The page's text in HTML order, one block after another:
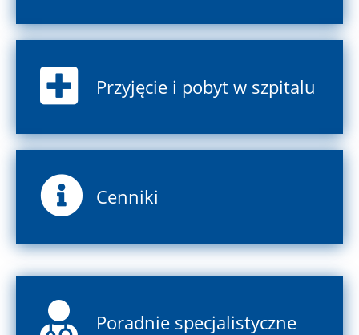
Przyjęcie i pobyt w szpitalu
Cenniki
Poradnie specjalistyczne